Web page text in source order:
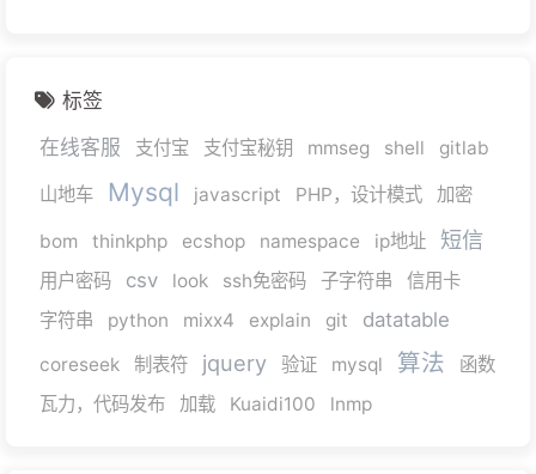
标签
在线客服
支付宝 支付宝秘钥 mmseg shell gitlab
山地车 Mysql javascript PHP，设计模式 加密
bom thinkphp ecshop namespace ip地址 短信
用户密码 csv look ssh免密码 子字符串
信用卡
字符串
python mixx4 explain git datatable
coreseek 制表符 jquery 验证 mysql 算法
函数
瓦力，代码发布
加载 Kuaidi100 lnmp